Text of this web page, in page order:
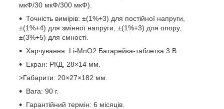
мкФ/30 мкФ/300 мкФ).
Точність вимірів: ±(1%+3) для постійної напруги,
±(1%+4) для змінної напруги, ±(1%+3) для опору,
±(3%+5) для ємності.
Харчування: Li-MnO2 Батарейка-таблетка 3 В.
Екран: РКД, 28×14 мм.
>Габарити: 20×27×182 мм.
Вага: 90 г.
Гарантійний термін: 6 місяців.